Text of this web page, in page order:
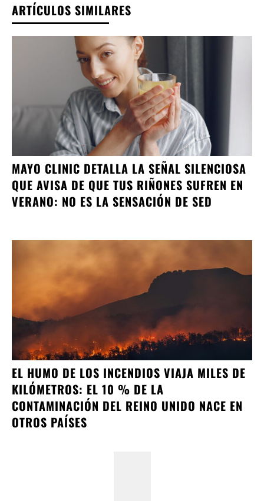
ARTÍCULOS SIMILARES
MAYO CLINIC DETALLA LA SEÑAL SILENCIOSA
QUE AVISA DE QUE TUS RIÑONES SUFREN EN
VERANO: NO ES LA SENSACIÓN DE SED
EL HUMO DE LOS INCENDIOS VIAJA MILES DE
KILÓMETROS: EL 10 % DE LA
CONTAMINACIÓN DEL REINO UNIDO NACE EN
OTROS PAÍSES